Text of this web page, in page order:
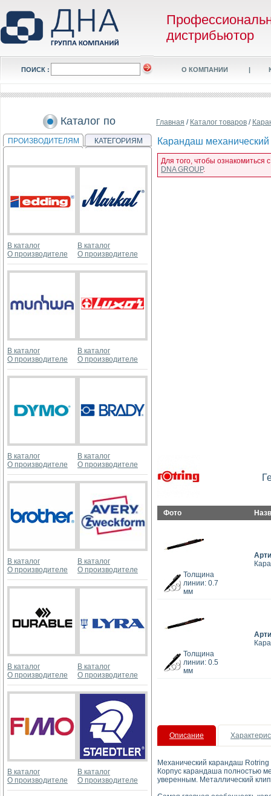
дистрибьютор
ПОИСК : О КОМПАНИИ |
Каталог по
ПРОИЗВОДИТЕЛЯМ КАТЕГОРИЯМ
В каталог
О производителе
В каталог
О производителе
В каталог
О производителе
В каталог
О производителе
В каталог
О производителе
В каталог
О производителе
В каталог
О производителе
В каталог
О производителе
В каталог
О производителе
В каталог
О производителе
В каталог
О производителе
В каталог
О производителе
Главная / Каталог товаров /
Карандаш
Для того, чтобы ознакомиться
DNA GROUP.
Фото
Толщина
линии: 0.7
мм
Толщина
линии: 0.5
мм
Описание
Механический карандаш
Корпус карандаша полностью
уверенным. Металлический